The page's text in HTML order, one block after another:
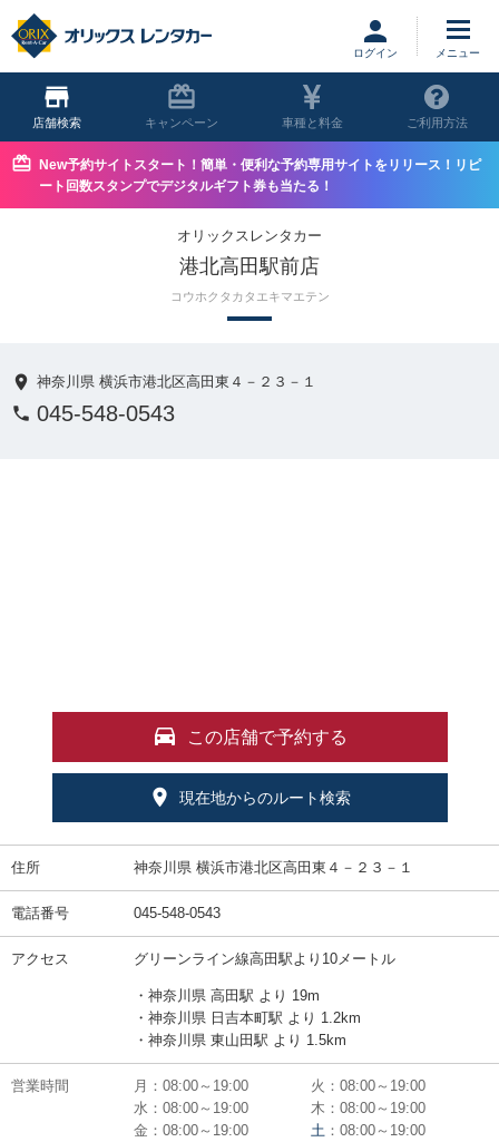
ログイン
店舗 キャンペーン 車種と料金 ご利用方法
New予約サイトスタート！簡単・便利な予約専用サイトをリリース！リピ
ート回数スタンプでデジタルギフト券も当たる！
オリックスレンタカー
港北高田駅前店
コウホクタカタエキマエテン
神奈川県 横浜市港北区高田東４－２３－１
045-548-0543
この店舗で予約する
現在地からのルート検索
住所 神奈川県 横浜市港北区高田東４－２３－１
電話番号 045-548-0543
アクセス グリーンライン線高田駅より10メートル
・神奈川県 高田駅 より 19m
・神奈川県 日吉本町駅 より 1.2km
・神奈川県 東山田駅 より 1.5km
営業時間 月：08:00～19:00
火：08:00～19:00
水：08:00～19:00
木：08:00～19:00
金：08:00～19:00
土 ：08:00～19:00